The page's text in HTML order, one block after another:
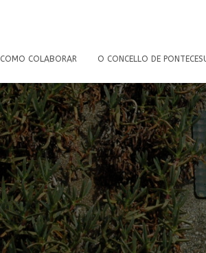
COMO COLABORAR O CONCELLO DE